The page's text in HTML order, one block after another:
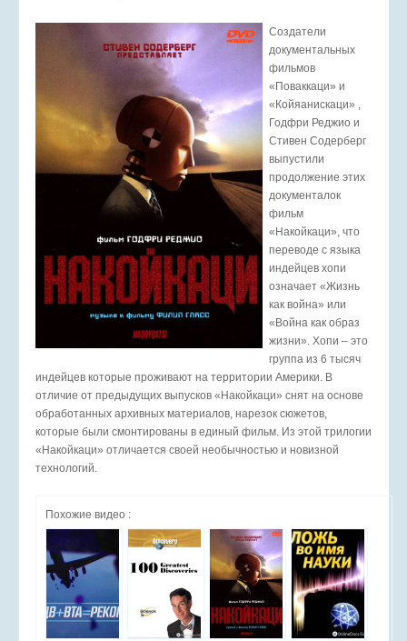
Создатели
документальных
фильмов
«Поваккаци» и
«Койяанискаци» ,
Годфри Реджио и
Стивен Содерберг
выпустили
продолжение этих
документалок
фильм
«Накойкаци», что
переводе с языка
индейцев хопи
означает «Жизнь
как война» или
«Война как образ
жизни». Хопи – это
группа из 6 тысяч
индейцев которые проживают на территории Америки. В
отличие от предыдущих выпусков «Накойкаци» снят на основе
обработанных архивных материалов, нарезок сюжетов,
которые были смонтированы в единый фильм. Из этой трилогии
«Накойкаци» отличается своей необычностью и новизной
технологий.
Похожие видео :